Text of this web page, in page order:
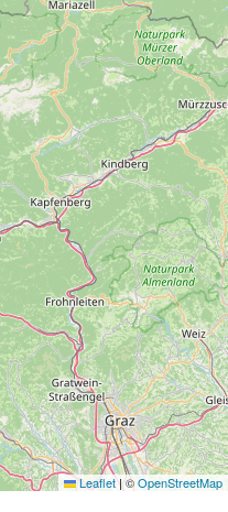
Leaflet|©OpenStreetMap